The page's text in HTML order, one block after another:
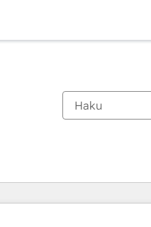
Sivu Sivu Sivu Sivu Sivu Sivu